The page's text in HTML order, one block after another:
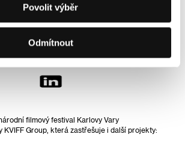
Povolit výběr
Odmítnout
Sledujte nás na síti:
filmový festival Karlovy Vary
KVIFF Group, která zastřešuje i další projekty: